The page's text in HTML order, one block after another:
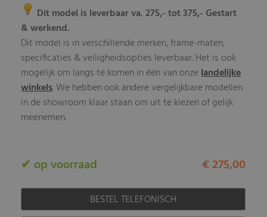
Dit model is leverbaar va. 275,- tot 375,- Gestart
& werkend.
Dit model is in verschillende merken, frame-maten,
specificaties & veiligheidsopties leverbaar. Het is ook
mogelijk om langs te komen in één van onzelandelijke
winkels. We hebben ook andere vergelijkbare modellen
in de showroom klaar staan om uit te kiezen of gelijk
meenemen.
✔ op voorraad € 275,00
BESTEL TELEFONISCH